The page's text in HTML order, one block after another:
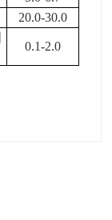
20.0-30.0
0.1-2.0